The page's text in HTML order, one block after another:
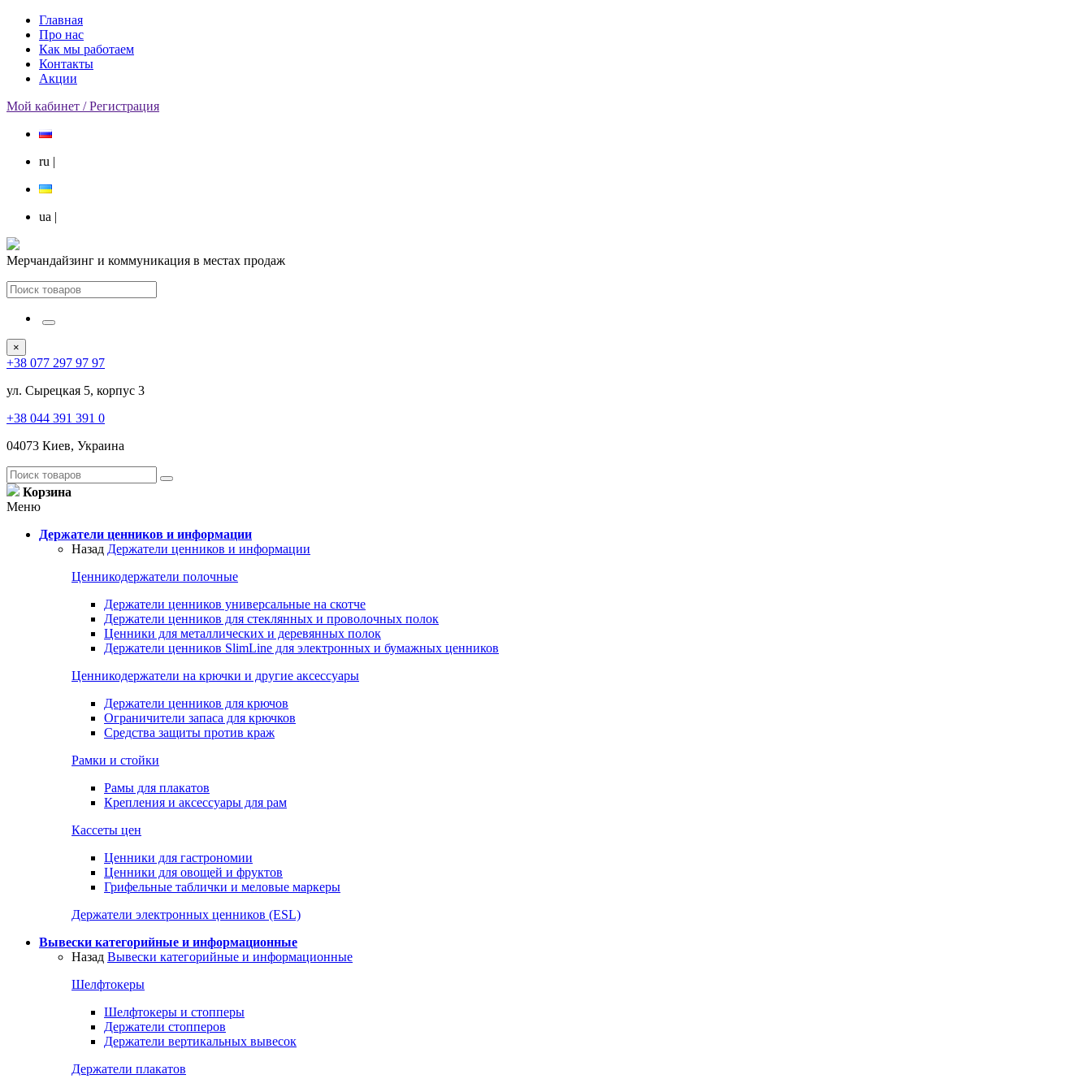
Главная
Про нас
Как мы работаем
Контакты
Акции
Мой кабинет / Регистрация
ru |
ua |
Мерчандайзинг и коммуникация в местах продаж
×
+38 077 297 97 97
ул. Сырецкая 5, корпус 3
+38 044 391 391 0
04073 Киев, Украина
Корзина
Меню
Держатели ценников и информации
Назад Держатели ценников и информации
Ценникодержатели полочные
Держатели ценников универсальные на скотче
Держатели ценников для стеклянных и проволочных полок
Ценники для металлических и деревянных полок
Держатели ценников SlimLine для электронных и бумажных ценников
Ценникодержатели на крючки и другие аксессуары
Держатели ценников для крючов
Ограничители запаса для крючков
Средства защиты против краж
Рамки и стойки
Рамы для плакатов
Крепления и аксессуары для рам
Кассеты цен
Ценники для гастрономии
Ценники для овощей и фруктов
Грифельные таблички и меловые маркеры
Держатели электронных ценников (ESL)
Вывески категорийные и информационные
Назад Вывески категорийные и информационные
Шелфтокеры
Шелфтокеры и стопперы
Держатели стопперов
Держатели вертикальных вывесок
Держатели плакатов